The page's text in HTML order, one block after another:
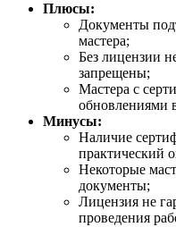
Плюсы:
Документы
мастера;
Без лицензии
запрещены;
Мастера с
обновлениями
Минусы:
Наличие
практический
Некоторые
документы;
Лицензия не
проведения